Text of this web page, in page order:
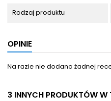
Rodzaj produktu
OPINIE
Na razie nie dodano żadnej
3 INNYCH PRODUKTÓW W